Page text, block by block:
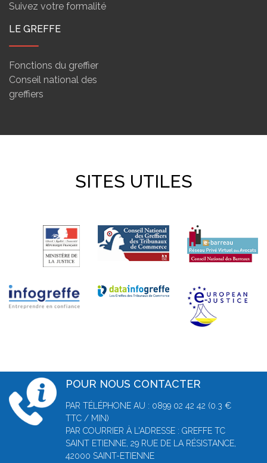
Suivez votre formalité
LE GREFFE
Fonctions du greffier
Conseil national des
greffiers
SITES UTILES
POUR NOUS CONTACTER
PAR TÉLÉPHONE AU : 0899 02 42 42 (0.3 €
TTC / MIN)
PAR COURRIER À L'ADRESSE : GREFFE TC
SAINT ETIENNE, 29 RUE DE LA RÉSISTANCE,
42000 SAINT-ETIENNE